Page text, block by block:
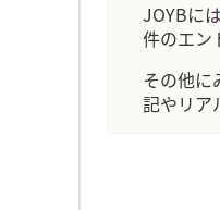
JOYBには
件のエン
その他に
記やリア